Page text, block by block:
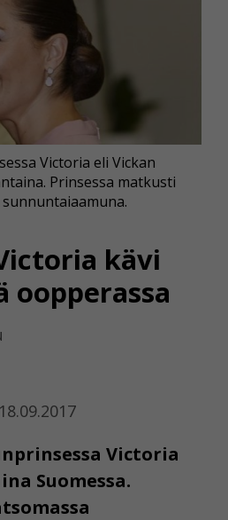
kävi
oopperassa
Victoria
Suomessa.
Victoria eli Vickan
Prinsessa matkusti